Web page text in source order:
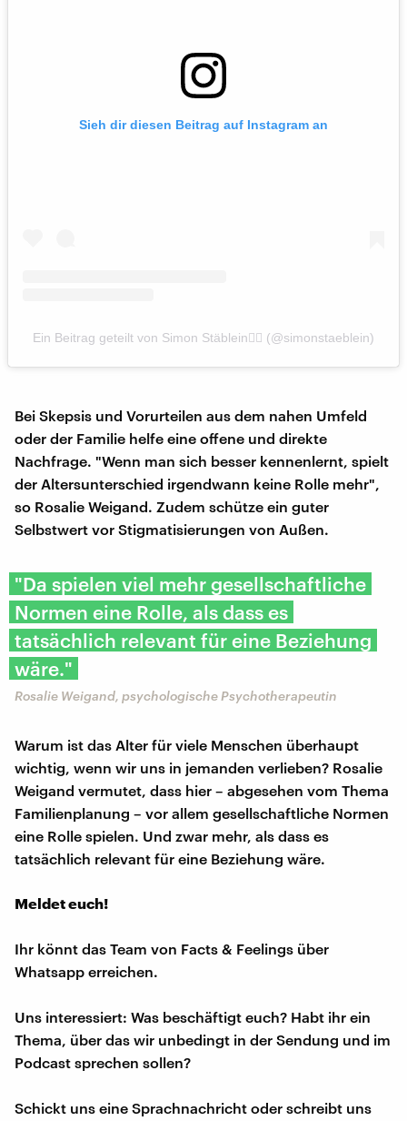
Sieh dir diesen Beitrag auf Instagram an
Ein Beitrag geteilt von Simon Stäblein🏳️‍🌈 (@simonstaeblein)
Bei Skepsis und Vorurteilen aus dem nahen Umfeld
oder der Familie helfe eine offene und direkte
Nachfrage. "Wenn man sich besser kennenlernt, spielt
der Altersunterschied irgendwann keine Rolle mehr",
so Rosalie Weigand. Zudem schütze ein guter
Selbstwert vor Stigmatisierungen von Außen.
"Da spielen viel mehr gesellschaftliche
Normen eine Rolle, als dass es
tatsächlich relevant für eine Beziehung
wäre."
Rosalie Weigand, psychologische Psychotherapeutin
Warum ist das Alter für viele Menschen überhaupt
wichtig, wenn wir uns in jemanden verlieben? Rosalie
Weigand vermutet, dass hier – abgesehen vom Thema
Familienplanung – vor allem gesellschaftliche Normen
eine Rolle spielen. Und zwar mehr, als dass es
tatsächlich relevant für eine Beziehung wäre.
Meldet euch!
Ihr könnt das Team von Facts & Feelings über
Whatsapp erreichen.
Uns interessiert: Was beschäftigt euch? Habt ihr ein
Thema, über das wir unbedingt in der Sendung und im
Podcast sprechen sollen?
Schickt uns eine Sprachnachricht oder schreibt uns